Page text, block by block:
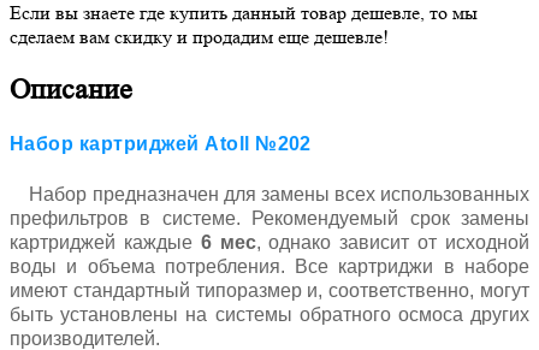
Если вы знаете где купить данный товар дешевле, то мы
сделаем вам скидку и продадим еще дешевле!
Описание
Набор картриджей Atoll №202
Набор предназначен для замены всех использованных
префильтров в системе. Рекомендуемый срок замены
картриджей каждые 6 мес, однако зависит от исходной
воды и объема потребления. Все картриджи в наборе
имеют стандартный типоразмер и, соответственно, могут
быть установлены на системы обратного осмоса других
производителей.